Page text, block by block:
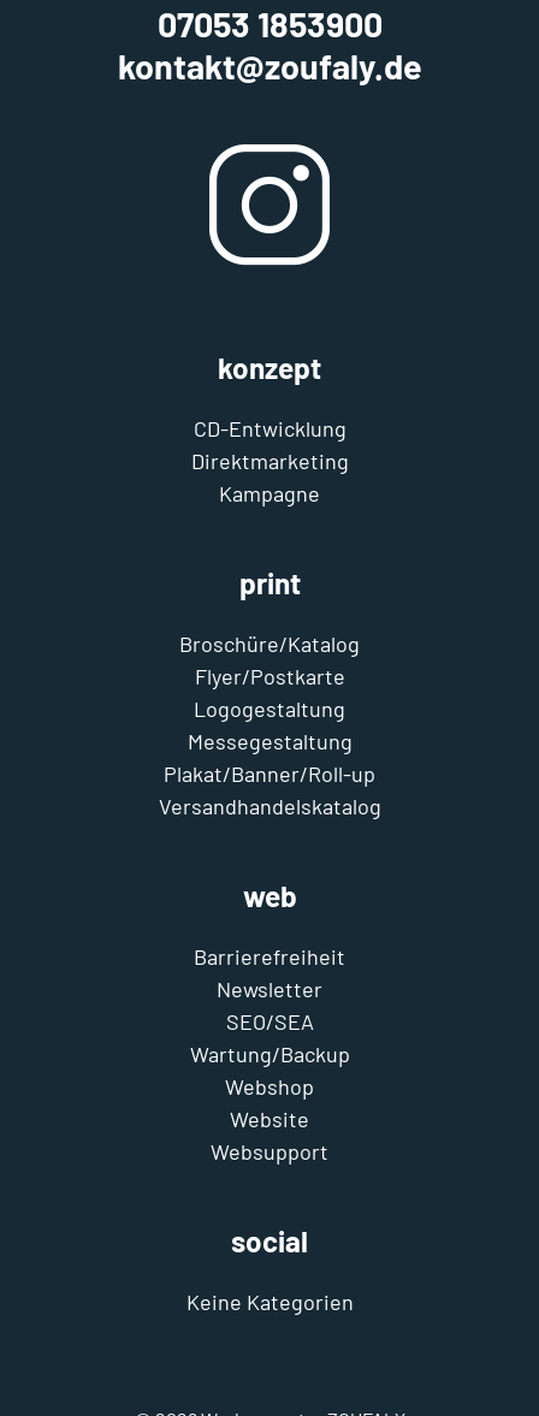
07053 1853900
kontakt@zoufaly.de
konzept
CD-Entwicklung
Direktmarketing
Kampagne
print
Broschüre/Katalog
Flyer/Postkarte
Logogestaltung
Messegestaltung
Plakat/Banner/Roll-up
Versandhandelskatalog
web
Barrierefreiheit
Newsletter
SEO/SEA
Wartung/Backup
Webshop
Website
Websupport
social
Keine Kategorien